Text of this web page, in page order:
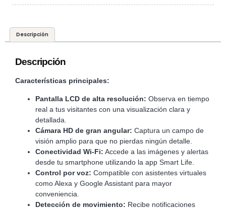
Descripción
Descripción
Características principales:
Pantalla LCD de alta resolución: Observa en tiempo
real a tus visitantes con una visualización clara y
detallada.
Cámara HD de gran angular: Captura un campo de
visión amplio para que no pierdas ningún detalle.
Conectividad Wi-Fi: Accede a las imágenes y alertas
desde tu smartphone utilizando la app Smart Life.
Control por voz: Compatible con asistentes virtuales
como Alexa y Google Assistant para mayor
conveniencia.
Detección de movimiento: Recibe notificaciones